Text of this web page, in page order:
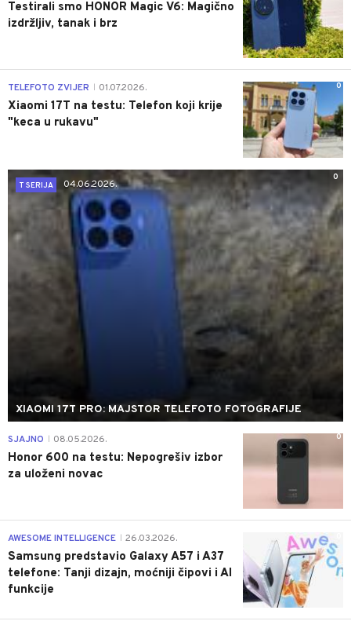
Testirali smo HONOR Magic V6: Magično
izdržljiv, tanak i brz
0
TELEFOTO ZVIJER 01.07.2026.
Xiaomi 17T na testu: Telefon koji krije
"keca u rukavu"
0
T SERIJA
04.06.2026.
XIAOMI 17T PRO: MAJSTOR TELEFOTO FOTOGRAFIJE
0
SJAJNO 08.05.2026.
Honor 600 na testu: Nepogrešiv izbor
za uloženi novac
AWESOME INTELLIGENCE 26.03.2026.
Samsung predstavio Galaxy A57 i A37
telefone: Tanji dizajn, moćniji čipovi i AI
funkcije